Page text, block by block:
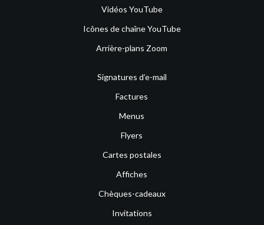
Vidéos YouTube
Icônes de chaîne YouTube
Arrière-plans Zoom
Signatures d’e-mail
Factures
Menus
Flyers
Cartes postales
Affiches
Chèques-cadeaux
Invitations